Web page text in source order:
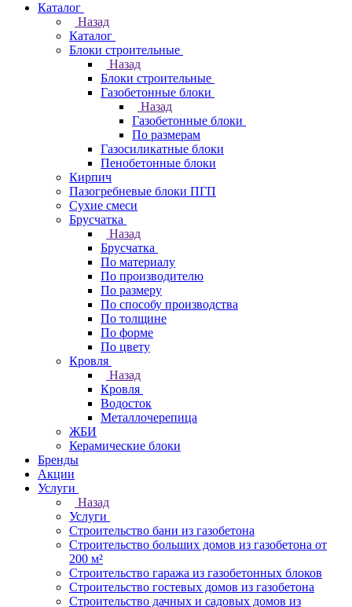
Каталог
Назад
Каталог
Блоки строительные
Назад
Блоки строительные
Газобетонные блоки
Назад
Газобетонные блоки
По размерам
Газосиликатные блоки
Пенобетонные блоки
Кирпич
Пазогребневые блоки ПГП
Сухие смеси
Брусчатка
Назад
Брусчатка
По материалу
По производителю
По размеру
По способу производства
По толщине
По форме
По цвету
Кровля
Назад
Кровля
Водосток
Металлочерепица
ЖБИ
Керамические блоки
Бренды
Акции
Услуги
Назад
Услуги
Строительство бани из газобетона
Строительство больших домов из газобетона от
200 м²
Строительство гаража из газобетонных блоков
Строительство гостевых домов из газобетона
Строительство дачных и садовых домов из